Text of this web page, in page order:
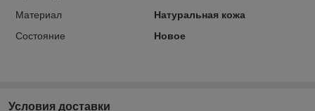
Материал
Натуральная кожа
Состояние
Новое
Условия доставки